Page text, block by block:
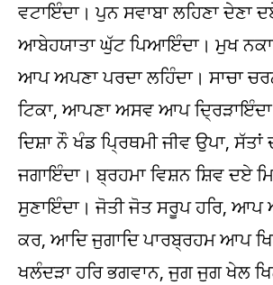
ਵਟਾਇੰਦਾ। ਪੁਨ ਸਵਾਬਾ ਲਹਿਣਾ ਦੇਣਾ
ਆਬੇਹਯਾਤਾ ਘੁੱਟ ਪਿਆਇੰਦਾ। ਮੁਖ
ਆਪ ਅਪਣਾ ਪਰਦਾ ਲਹਿੰਦਾ। ਸਾਚਾ
ਟਿਕਾ, ਆਪਣਾ ਅਸਵ ਆਪ
ਦਿਸ਼ਾ ਨੌ ਖੰਡ ਪ੍ਰਿਥਮੀ ਜੀਵ ਉਪਾ,
ਜਗਾਇੰਦਾ। ਬ੍ਰਹਮਾ ਵਿਸ਼ਨ ਸ਼ਿਵ ਦਏ
ਸੁਣਾਇੰਦਾ। ਜੋਤੀ ਜੋਤ ਸਰੂਪ ਹਰਿ, ਆਪ
ਕਰ, ਆਦਿ ਜੁਗਾਦਿ ਪਾਰਬ੍ਰਹਮ ਆਪ
ਖਲੰਦੜਾ ਹਰਿ ਭਗਵਾਨ, ਜੁਗ ਜੁਗ ਖੇਲ